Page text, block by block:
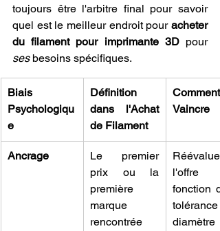
toujours être l'arbitre final pour savoir
quel est le meilleur endroit pour acheter
du filament pour imprimante 3D
pour
ses besoins spécifiques.
Biais
Psychologiqu
e
Définition
dans l'Achat
de Filament
Vaincre
Ancrage
Le premier
prix ou la
première
marque
rencontrée
Réévaluer
l'offre
fonction